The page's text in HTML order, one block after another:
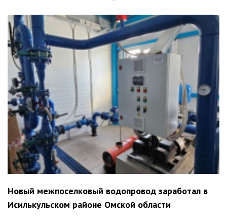
Новый межпоселковый водопровод заработал в
Исилькульском районе Омской области